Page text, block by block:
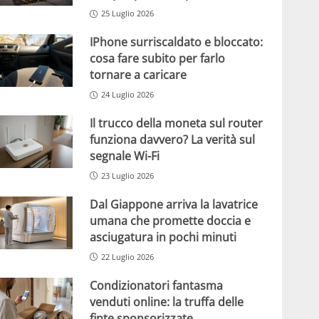
25 Luglio 2026
IPhone surriscaldato e bloccato:
cosa fare subito per farlo
tornare a caricare
24 Luglio 2026
Il trucco della moneta sul router
funziona davvero? La verità sul
segnale Wi-Fi
23 Luglio 2026
Dal Giappone arriva la lavatrice
umana che promette doccia e
asciugatura in pochi minuti
22 Luglio 2026
Condizionatori fantasma
venduti online: la truffa delle